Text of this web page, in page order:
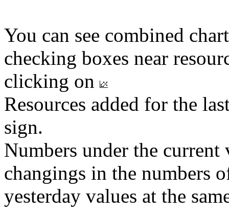
You can see combined
checking boxes near
clicking on
Resources added for the
sign.
Numbers under the
changings in the numbers
yesterday values at the